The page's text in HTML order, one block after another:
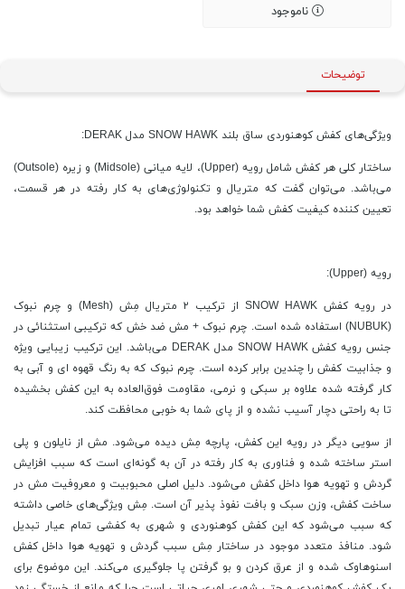
ناموجود
توضیحات
ویژگی‌های کفش کوهنوردی ساق بلند SNOW HAWK مدل DERAK:
ساختار کلی هر کفش شامل رویه (Upper)، لایه میانی (Midsole) و زیره (Outsole)
می‌باشد. می‌توان گفت که متریال و تکنولوژی‌های به کار رفته در هر قسمت،
تعیین کننده کیفیت کفش شما خواهد بود.
رویه (Upper):
در رویه کفش SNOW HAWK از ترکیب ۲ متریال مِش (Mesh) و چرم نبوک
(NUBUK) استفاده شده است. چرم نبوک + مش ضد خش که ترکیبی استثنائی در
جنس رویه کفش SNOW HAWK مدل DERAK می‌باشد. این ترکیب زیبایی ویژه
و جذابیت کفش را چندین برابر کرده است. چرم نبوک که به رنگ قهوه ای و آبی به
کار گرفته شده علاوه بر سبکی و نرمی، مقاومت فوق‌العاده‌ به این کفش بخشیده
تا به راحتی دچار آسیب نشده و از پای شما به خوبی محافظت کند.
از سویی دیگر در رویه این کفش، پارچه مِش دیده می‌شود. مش از نایلون و پلی
استر ساخته شده و فناوری به کار رفته در آن به گونه‌ای است که سبب افزایش
گردش و تهویه هوا داخل کفش می‌شود. دلیل اصلی محبوبیت و معروفیت مش در
ساخت کفش، وزن سبک و بافت نفوذ پذیر آن است. مِش ویژگی‌های خاصی داشته
که سبب می‌شود که این کفش کوهنوردی و شهری به کفشی تمام عیار تبدیل
شود. منافذ متعدد موجود در ساختار مِش سبب گردش و تهویه هوا داخل کفش
اسنوهاوک شده و از عرق کردن و بو گرفتن پا جلوگیری می‌کند. این موضوع برای